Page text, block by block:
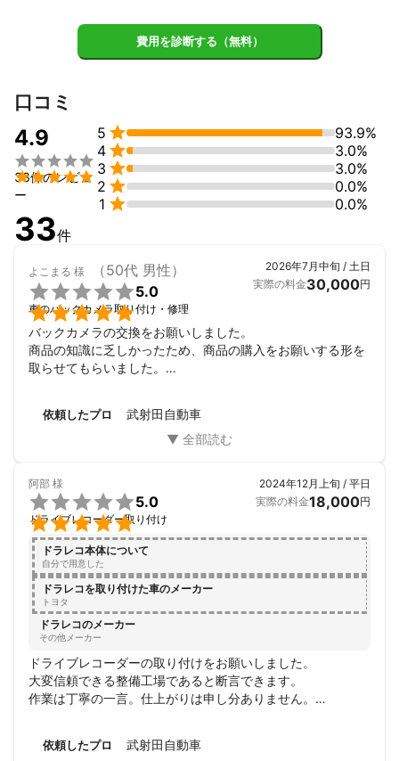
運輸局認証工場(認証番号:3-2820)
(Last update:2025.9.8)
アピールポイント
国家２級ガソリン自動車整備士
費用を診断する（無料）
口コミ
4.9


33件のレビュ
ー
5 
93.9%
4 
3.0%
3 
3.0%
2 
0.0%
1  0.0%
33件
よこまる 様 （50代 男性）


5.0
車のバックカメラ取り付け・修理
2026年7月中旬 / 土日
実際の料金30,000円
バックカメラの交換をお願いしました。
商品の知識に乏しかったため、商品の購入をお願いする形を
取らせてもらいました。
ディーラーとの見積比較でも圧倒的なコストパフォーマンス
で本当にお願いして良かった思いました。
依頼したプロ 武射田自動車
阿部 様


5.0
ドライブレコーダー取り付け
2024年12月上旬 / 平日
実際の料金18,000円
ドラレコ本体について
自分で用意した
ドラレコを取り付けた車のメーカー
トヨタ
ドラレコのメーカー
その他メーカー
ドライブレコーダーの取り付けをお願いしました。
大変信頼できる整備工場であると断言できます。
作業は丁寧の一言。仕上がりは申し分ありません。
作業中、内装を触るとき、都度、手を拭く。この一連の流れ
依頼したプロ 武射田自動車